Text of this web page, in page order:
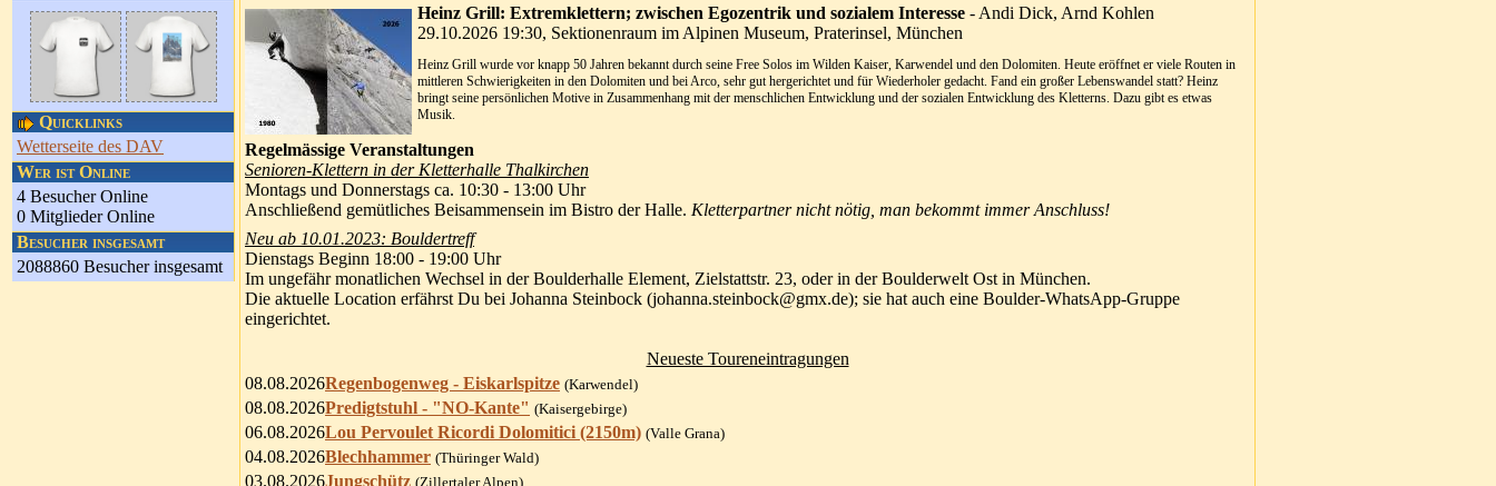
Quicklinks
Wetterseite des DAV
Wer ist Online
4 Besucher Online
0 Mitglieder Online
Besucher insgesamt
2088860 Besucher insgesamt
Heinz Grill: Extremklettern; zwischen Egozentrik und sozialem Interesse - Andi Dick, Arnd Kohlen
29.10.2026 19:30, Sektionenraum im Alpinen Museum, Praterinsel, München
Heinz Grill wurde vor knapp 50 Jahren bekannt durch seine Free Solos im Wilden Kaiser, Karwendel und den Dolomiten. Heute eröffnet er viele Routen in
mittleren Schwierigkeiten in den Dolomiten und bei Arco, sehr gut hergerichtet und für Wiederholer gedacht. Fand ein großer Lebenswandel statt? Heinz
bringt seine persönlichen Motive in Zusammenhang mit der menschlichen Entwicklung und der sozialen Entwicklung des Kletterns. Dazu gibt es etwas
Musik.
Regelmässige Veranstaltungen
Senioren-Klettern in der Kletterhalle Thalkirchen
Montags und Donnerstags ca. 10:30 - 13:00 Uhr
Anschließend gemütliches Beisammensein im Bistro der Halle. Kletterpartner nicht nötig, man bekommt immer Anschluss!
Neu ab 10.01.2023: Bouldertreff
Dienstags Beginn 18:00 - 19:00 Uhr
Im ungefähr monatlichen Wechsel in der Boulderhalle Element, Zielstattstr. 23, oder in der Boulderwelt Ost in München.
Die aktuelle Location erfährst Du bei Johanna Steinbock (johanna.steinbock@gmx.de); sie hat auch eine Boulder-WhatsApp-Gruppe
eingerichtet.
Neueste Toureneintragungen
08.08.2026Regenbogenweg - Eiskarlspitze (Karwendel)
08.08.2026Predigtstuhl - "NO-Kante" (Kaisergebirge)
06.08.2026Lou Pervoulet Ricordi Dolomitici (2150m) (Valle Grana)
04.08.2026Blechhammer (Thüringer Wald)
03.08.2026Jungschütz (Zillertaler Alpen)